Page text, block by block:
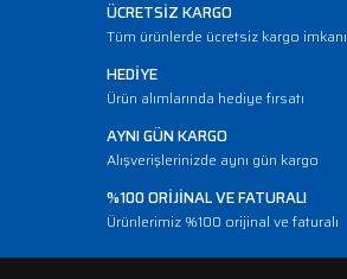
ÜCRETSİZ KARGO
Tüm ürünlerde ücretsiz kargo imkanı
HEDİYE
Ürün alımlarında hediye fırsatı
AYNI GÜN KARGO
Alışverişlerinizde aynı gün kargo
%100 ORİJİNAL VE FATURALI
Ürünlerimiz %100 orijinal ve faturalı